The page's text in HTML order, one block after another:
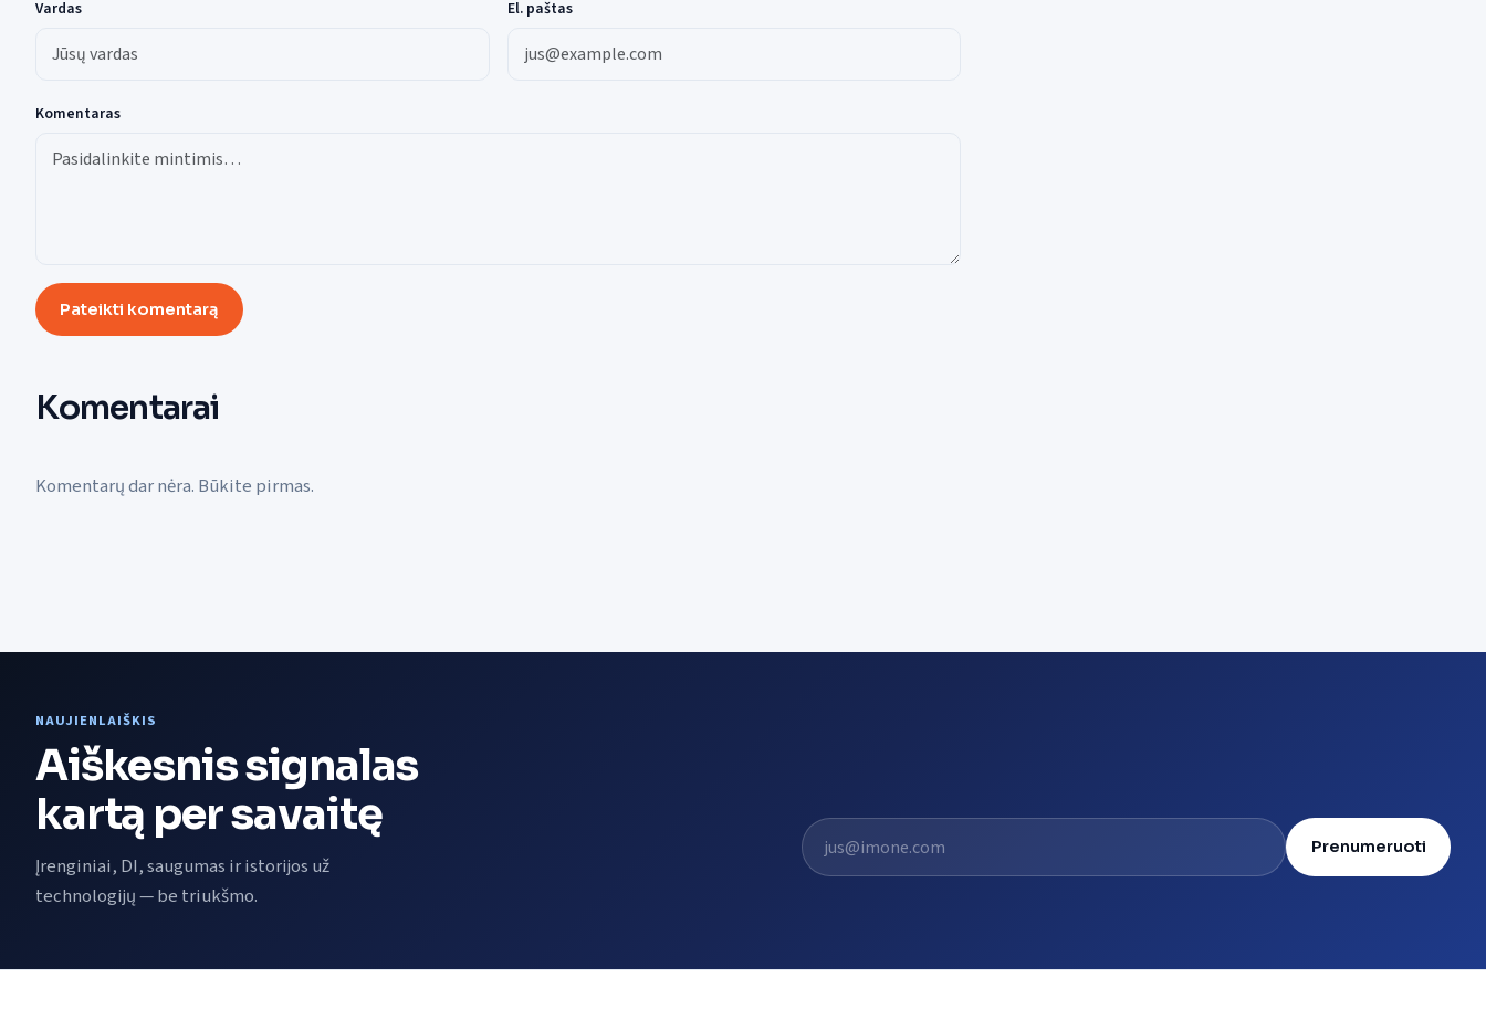
Vardas El. paštas
Komentaras
Pateikti komentarą
Komentarai
Komentarų dar nėra. Būkite pirmas.
NAUJIENLAIŠKIS
Aiškesnis signalas
kartą per savaitę
Įrenginiai, DI, saugumas ir istorijos už
technologijų — be triukšmo.
El. pašto adresas
Prenumeruoti